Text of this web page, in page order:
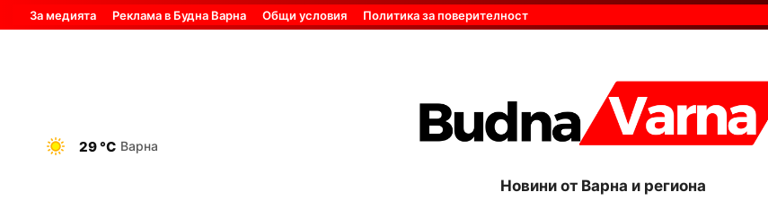
За медията Реклама в Будна Варна Общи условия Политика за поверителност
29 °C Варна
Новини от Варна и региона